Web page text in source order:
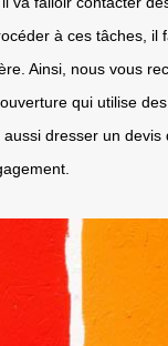
à ces tâches, il
Ainsi, nous vous
qui utilise
dresser un devis